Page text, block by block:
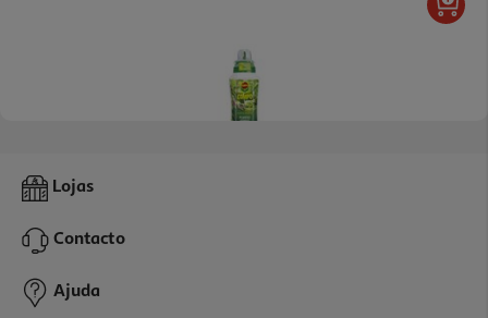
Fertilizante Liquido Compo Planta Verde 500ml
5,49 €
Lojas
Contacto
Ajuda